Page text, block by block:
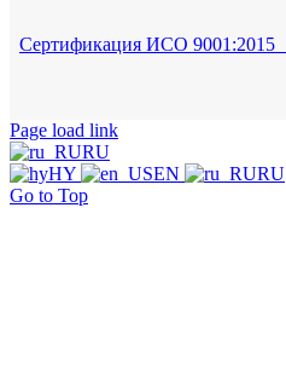
Сертификация ИСО 9001:2015
Page load link
RU
HY
EN
RU
Go to Top